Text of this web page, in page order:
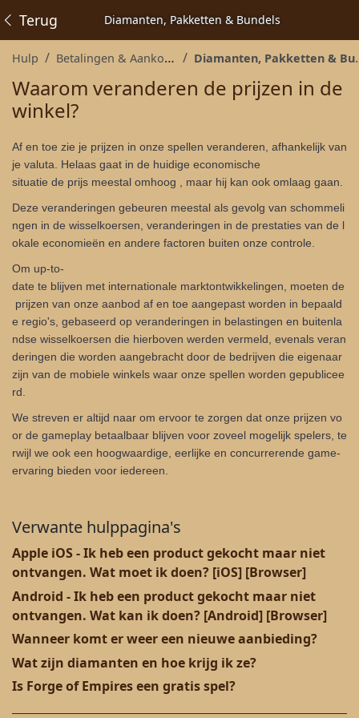
Diamanten, Pakketten & Bundels
Terug
Hulp Betalingen & Aankopen Diamanten, Pakketten & Bundels
Waarom veranderen de prijzen in de
winkel?
Af en toe zie je prijzen in onze spellen veranderen, afhankelijk van
je valuta. Helaas gaat in de huidige economische
situatie de prijs meestal omhoog , maar hij kan ook omlaag gaan.
Deze veranderingen gebeuren meestal als gevolg van schommeli
ngen in de wisselkoersen, veranderingen in de prestaties van de l
okale economieën en andere factoren buiten onze controle.
Om up-to-
date te blijven met internationale marktontwikkelingen, moeten de
prijzen van onze aanbod af en toe aangepast worden in bepaald
e regio's, gebaseerd op veranderingen in belastingen en buitenla
ndse wisselkoersen die hierboven werden vermeld, evenals veran
deringen die worden aangebracht door de bedrijven die eigenaar
zijn van de mobiele winkels waar onze spellen worden gepublicee
rd.
We streven er altijd naar om ervoor te zorgen dat onze prijzen vo
or de gameplay betaalbaar blijven voor zoveel mogelijk spelers, te
rwijl we ook een hoogwaardige, eerlijke en concurrerende game-
ervaring bieden voor iedereen.
Verwante hulppagina's
Apple iOS - Ik heb een product gekocht maar niet
ontvangen. Wat moet ik doen? [iOS] [Browser]
Android - Ik heb een product gekocht maar niet
ontvangen. Wat kan ik doen? [Android] [Browser]
Wanneer komt er weer een nieuwe aanbieding?
Wat zijn diamanten en hoe krijg ik ze?
Is Forge of Empires een gratis spel?